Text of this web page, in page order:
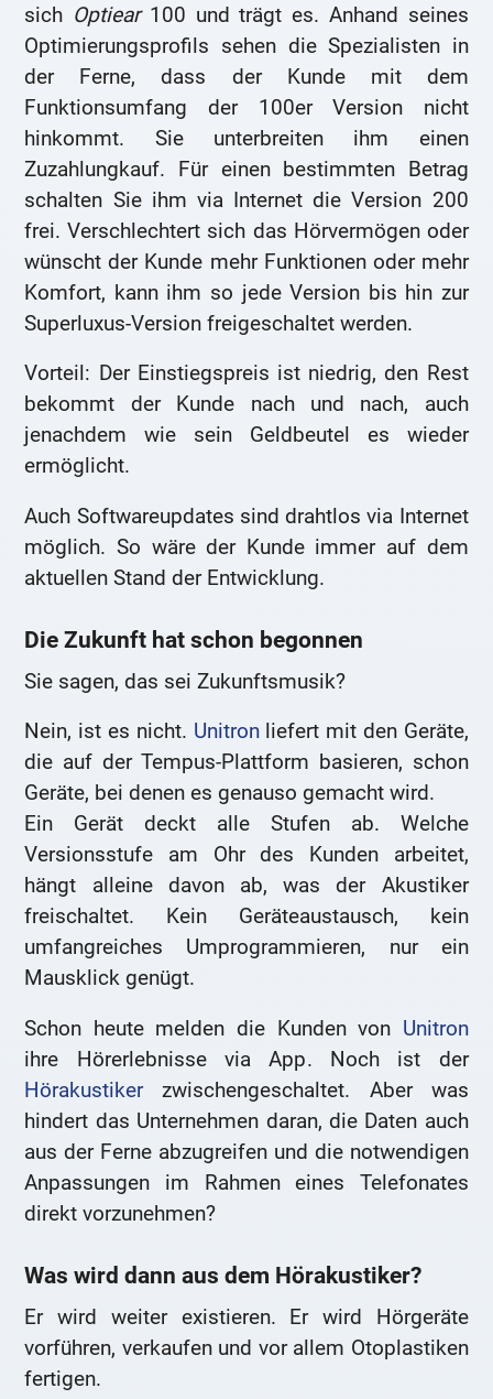
sich Optiear100 und trägt es. Anhand seines
Optimierungsprofils sehen die Spezialisten in
der Ferne, dass der Kunde mit dem
Funktionsumfang der 100er Version nicht
hinkommt. Sie unterbreiten ihm einen
Zuzahlungkauf. Für einen bestimmten Betrag
schalten Sie ihm via Internet die Version 200
frei. Verschlechtert sich das Hörvermögen oder
wünscht der Kunde mehr Funktionen oder mehr
Komfort, kann ihm so jede Version bis hin zur
Superluxus-Version freigeschaltet werden.
Vorteil: Der Einstiegspreis ist niedrig, den Rest
bekommt der Kunde nach und nach, auch
jenachdem wie sein Geldbeutel es wieder
ermöglicht.
Auch Softwareupdates sind drahtlos via Internet
möglich. So wäre der Kunde immer auf dem
aktuellen Stand der Entwicklung.
Die Zukunft hat schon begonnen
Sie sagen, das sei Zukunftsmusik?
Nein, ist es nicht. Unitronliefert mit den Geräte,
die auf der Tempus-Plattform basieren, schon
Geräte, bei denen es genauso gemacht wird.
Ein Gerät deckt alle Stufen ab. Welche
Versionsstufe am Ohr des Kunden arbeitet,
hängt alleine davon ab, was der Akustiker
freischaltet. Kein Geräteaustausch, kein
umfangreiches Umprogrammieren, nur ein
Mausklick genügt.
Schon heute melden die Kunden von Unitron
ihre Hörerlebnisse via App. Noch ist der
Hörakustikerzwischengeschaltet. Aber was
hindert das Unternehmen daran, die Daten auch
aus der Ferne abzugreifen und die notwendigen
Anpassungen im Rahmen eines Telefonates
direkt vorzunehmen?
Was wird dann aus dem Hörakustiker?
Er wird weiter existieren. Er wird Hörgeräte
vorführen, verkaufen und vor allem Otoplastiken
fertigen.